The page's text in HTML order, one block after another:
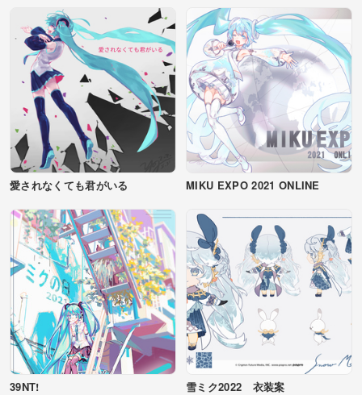
愛されなくても君がいる MIKU EXPO 2021 ONLINE
39NT! 雪ミク2022 衣装案